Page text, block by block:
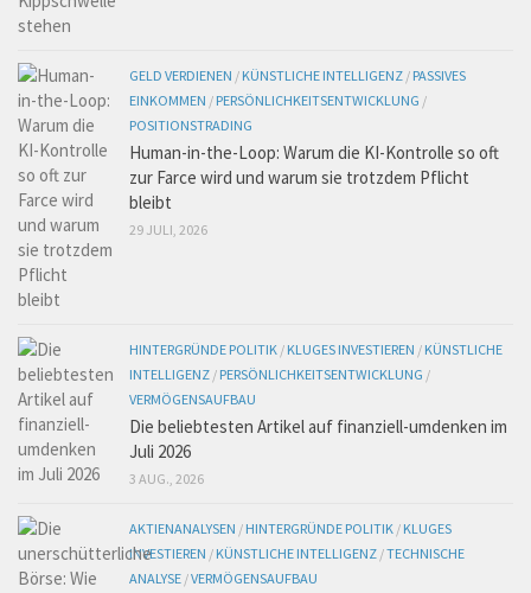
GELD VERDIENEN / KÜNSTLICHE INTELLIGENZ / PASSIVES
EINKOMMEN / PERSÖNLICHKEITSENTWICKLUNG /
POSITIONSTRADING
Human-in-the-Loop: Warum die KI-Kontrolle so oft
zur Farce wird und warum sie trotzdem Pflicht
bleibt
29 JULI, 2026
HINTERGRÜNDE POLITIK / KLUGES INVESTIEREN / KÜNSTLICHE
INTELLIGENZ / PERSÖNLICHKEITSENTWICKLUNG /
VERMÖGENSAUFBAU
Die beliebtesten Artikel auf finanziell-umdenken im
Juli 2026
3 AUG., 2026
AKTIENANALYSEN / HINTERGRÜNDE POLITIK / KLUGES
INVESTIEREN / KÜNSTLICHE INTELLIGENZ /TECHNISCHE
ANALYSE /VERMÖGENSAUFBAU